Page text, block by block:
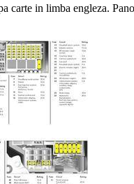
carte in limba engleza.